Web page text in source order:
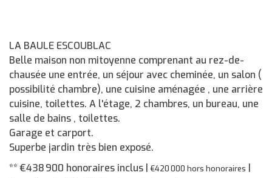
LA BAULE ESCOUBLAC
Belle maison non mitoyenne comprenant au rez-de-
chausée une entrée, un séjour avec cheminée, un salon (
possibilité chambre), une cuisine aménagée , une arrière
cuisine, toilettes. A l'étage, 2 chambres, un bureau, une
salle de bains , toilettes.
Garage et carport.
Superbe jardin très bien exposé.
** €438 900 honoraires inclus €420 000 hors honoraires